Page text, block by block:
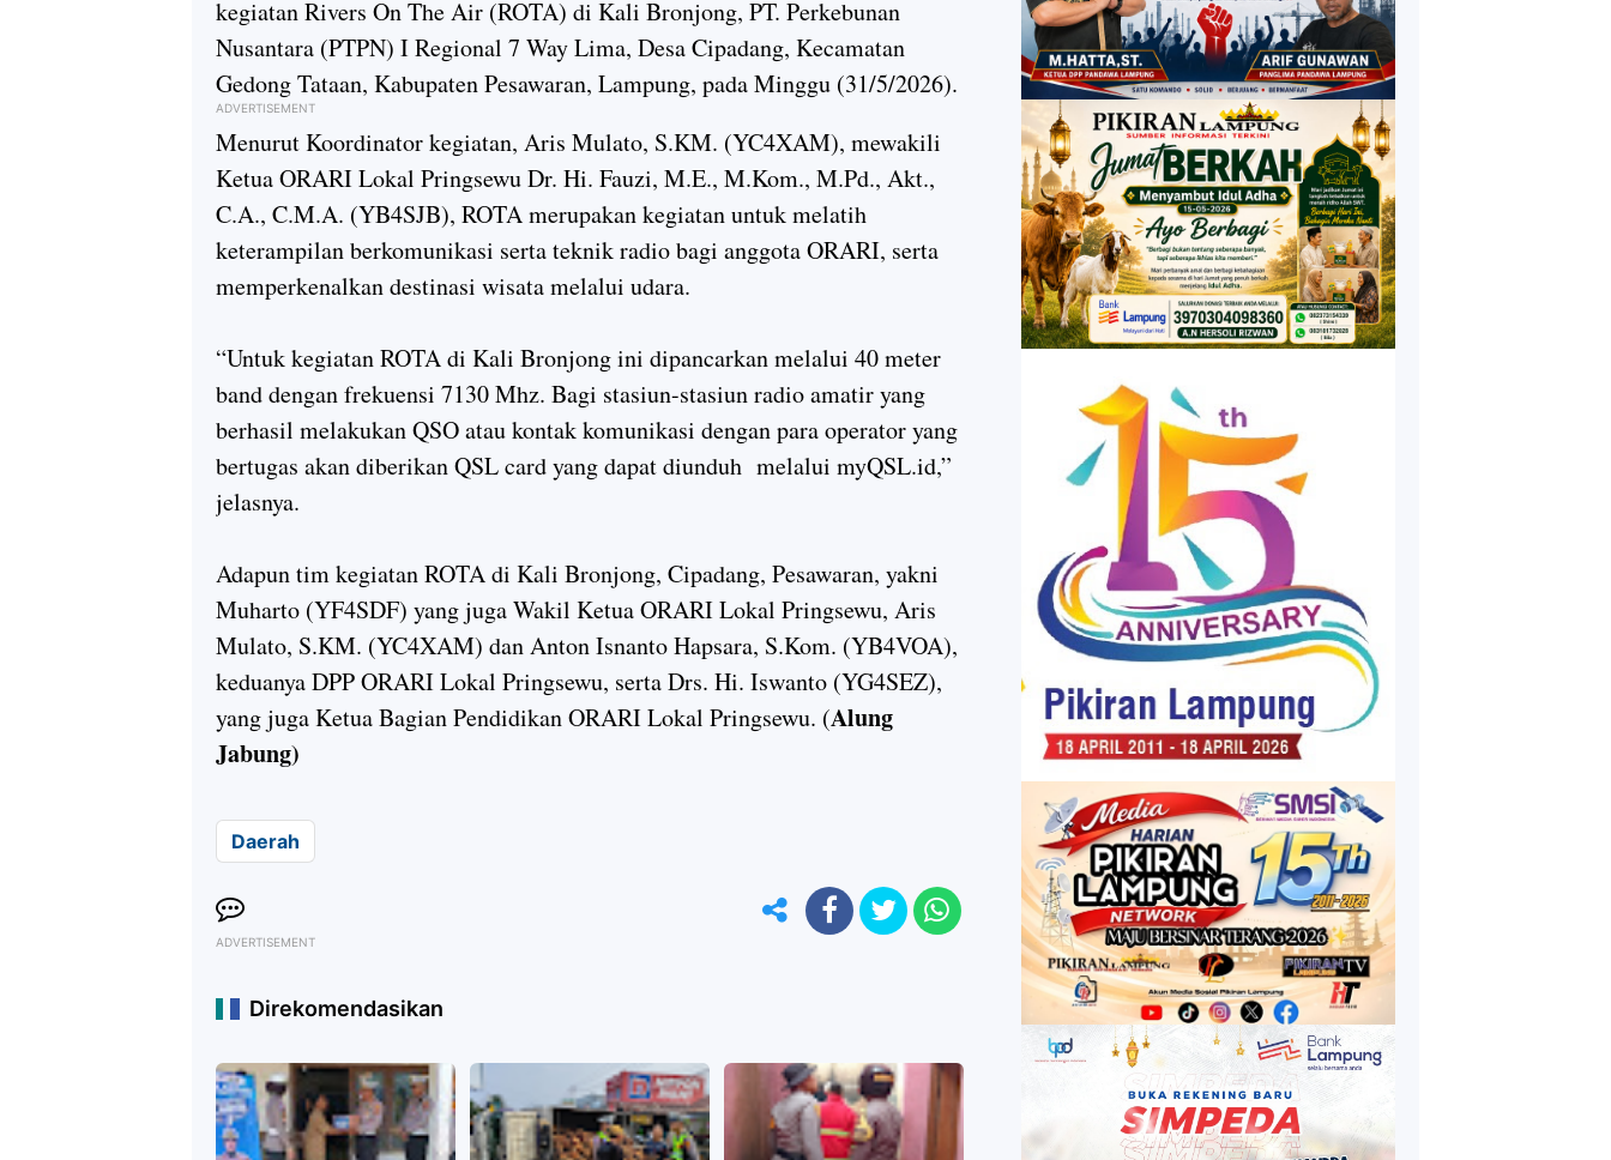
kegiatan Rivers On The Air (ROTA) di Kali Bronjong, PT. Perkebunan
Nusantara (PTPN) I Regional 7 Way Lima, Desa Cipadang, Kecamatan
Gedong Tataan, Kabupaten Pesawaran, Lampung, pada Minggu (31/5/2026).
ADVERTISEMENT
Menurut Koordinator kegiatan, Aris Mulato, S.KM. (YC4XAM), mewakili
Ketua ORARI Lokal Pringsewu Dr. Hi. Fauzi, M.E., M.Kom., M.Pd., Akt.,
C.A., C.M.A. (YB4SJB), ROTA merupakan kegiatan untuk melatih
keterampilan berkomunikasi serta teknik radio bagi anggota ORARI, serta
memperkenalkan destinasi wisata melalui udara.
“Untuk kegiatan ROTA di Kali Bronjong ini dipancarkan melalui 40 meter
band dengan frekuensi 7130 Mhz. Bagi stasiun-stasiun radio amatir yang
berhasil melakukan QSO atau kontak komunikasi dengan para operator yang
bertugas akan diberikan QSL card yang dapat diunduh melalui myQSL.id,”
jelasnya.
Adapun tim kegiatan ROTA di Kali Bronjong, Cipadang, Pesawaran, yakni
Muharto (YF4SDF) yang juga Wakil Ketua ORARI Lokal Pringsewu, Aris
Mulato, S.KM. (YC4XAM) dan Anton Isnanto Hapsara, S.Kom. (YB4VOA),
keduanya DPP ORARI Lokal Pringsewu, serta Drs. Hi. Iswanto (YG4SEZ),
yang juga Ketua Bagian Pendidikan ORARI Lokal Pringsewu. (Alung
Jabung)
Daerah
ADVERTISEMENT
Direkomendasikan